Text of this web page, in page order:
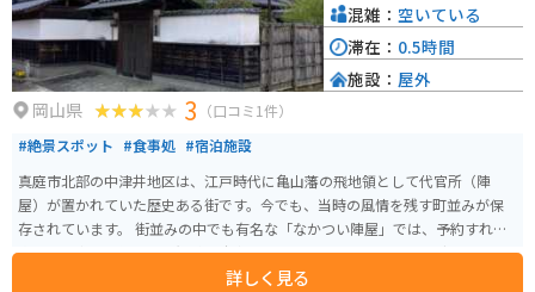
岡山県 3 （口コミ1件）
#絶景スポット #食事処 #宿泊施設
真庭市北部の中津井地区は、江戸時代に亀山藩の飛地領として代官所（陣
屋）が置かれていた歴史ある街です。今でも、当時の風情を残す町並みが保
存されています。 街並みの中でも有名な「なかつい陣屋」では、予約すれば
宿泊や食事も可能です。無料の駐車場もありますので、ツーリングやドライ
ブついでの観光・休憩にはちょうど良いスポットです。
詳しく見る
混雑： 空いている
滞在： 0.5時間
施設： 屋外